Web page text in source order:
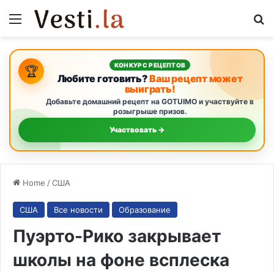
Menu
🏆 КОНКУРС РЕЦЕПТОВ
Любите готовить?Ваш рецепт может
выиграть!
Добавьте домашний рецепт на GOTUIMO и участвуйте в
розыгрыше призов.
Участвовать →
Home /США
США Все новости Образование
Пуэрто-Рико закрывает
школы на фоне всплеска